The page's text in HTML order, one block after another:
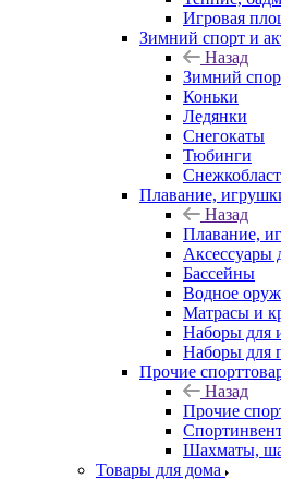
Игровая
Зимний спорт и
Назад
Зимний
Коньки
Ледянки
Снегокаты
Тюбинги
Плавание,
Назад
Плавание,
Аксессуары
Бассейны
Водное
Матрасы и
Наборы для
Наборы для
Прочие
Назад
Прочие
Шахматы,
Товары для дома